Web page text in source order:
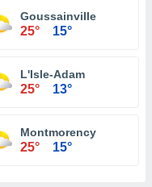
Goussainville
25° 15°
L'Isle-Adam
25° 13°
Montmorency
25° 15°